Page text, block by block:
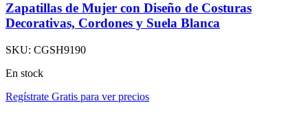
Zapatillas de Mujer con Diseño de Costuras
Decorativas, Cordones y Suela Blanca
SKU: CGSH9190
En stock
Regístrate Gratis para ver precios